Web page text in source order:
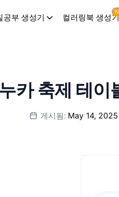
공부 생성기 컬러링북 생성기
카 축제 테이
게시됨: May 14, 2025